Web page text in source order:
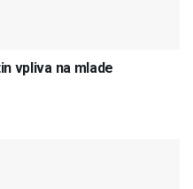
vpliva na mlade